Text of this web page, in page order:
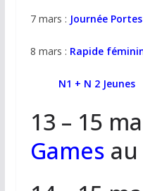
7 mars : Journée
8 mars : Rapide
N1 + N 2 Jeunes
13 – 15
Games au